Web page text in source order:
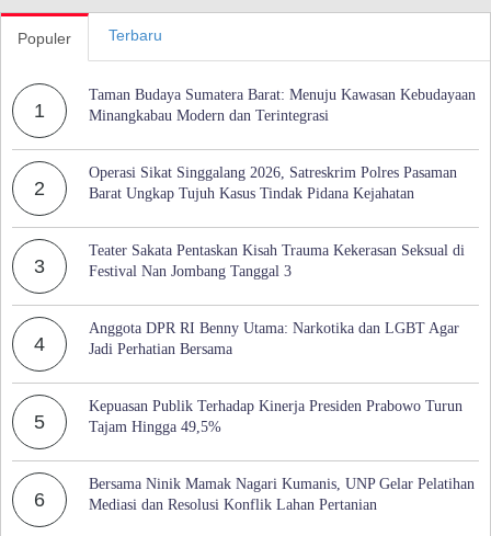
Populer Terbaru
1
Taman Budaya Sumatera Barat: Menuju Kawasan Kebudayaan
Minangkabau Modern dan Terintegrasi
2
Operasi Sikat Singgalang 2026, Satreskrim Polres Pasaman
Barat Ungkap Tujuh Kasus Tindak Pidana Kejahatan
3
Teater Sakata Pentaskan Kisah Trauma Kekerasan Seksual di
Festival Nan Jombang Tanggal 3
4
Anggota DPR RI Benny Utama: Narkotika dan LGBT Agar
Jadi Perhatian Bersama
5
Kepuasan Publik Terhadap Kinerja Presiden Prabowo Turun
Tajam Hingga 49,5%
6
Bersama Ninik Mamak Nagari Kumanis, UNP Gelar Pelatihan
Mediasi dan Resolusi Konflik Lahan Pertanian